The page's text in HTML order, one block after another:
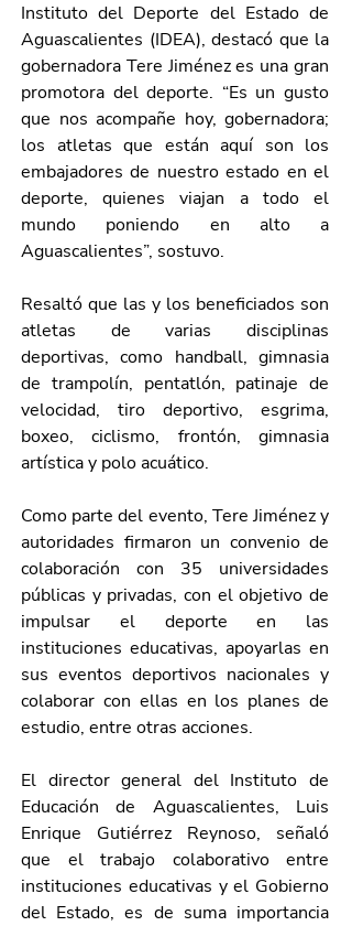
Instituto del Deporte del Estado de
Aguascalientes (IDEA), destacó que la
gobernadora Tere Jiménez es una gran
promotora del deporte. “Es un gusto
que nos acompañe hoy, gobernadora;
los atletas que están aquí son los
embajadores de nuestro estado en el
deporte, quienes viajan a todo el
mundo poniendo en alto a
Aguascalientes”, sostuvo.
Resaltó que las y los beneficiados son
atletas de varias disciplinas
deportivas, como handball, gimnasia
de trampolín, pentatlón, patinaje de
velocidad, tiro deportivo, esgrima,
boxeo, ciclismo, frontón, gimnasia
artística y polo acuático.
Como parte del evento, Tere Jiménez y
autoridades firmaron un convenio de
colaboración con 35 universidades
públicas y privadas, con el objetivo de
impulsar el deporte en las
instituciones educativas, apoyarlas en
sus eventos deportivos nacionales y
colaborar con ellas en los planes de
estudio, entre otras acciones.
El director general del Instituto de
Educación de Aguascalientes, Luis
Enrique Gutiérrez Reynoso, señaló
que el trabajo colaborativo entre
instituciones educativas y el Gobierno
del Estado, es de suma importancia